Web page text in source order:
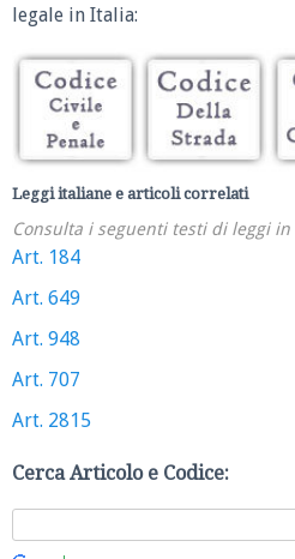
legale in Italia:
Leggi italiane e articoli correlati
Consulta i seguenti testi di leggi
Art. 184
Art. 649
Art. 948
Art. 707
Art. 2815
Cerca Articolo e Codice: